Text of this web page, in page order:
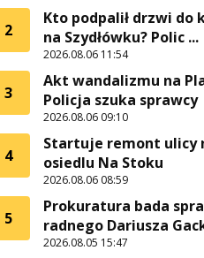
2
Kto podpalił drzwi do
na Szydłówku? Polic ...
2026.08.06 11:54
3
Akt wandalizmu na
Policja szuka sprawcy
2026.08.06 09:10
4
Startuje remont ulicy
osiedlu Na Stoku
2026.08.06 08:59
5
Prokuratura bada
radnego Dariusza
2026.08.05 15:47